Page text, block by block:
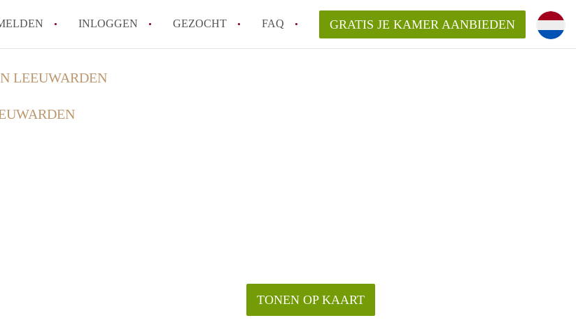
INLOGGEN GEZOCHT FAQ GRATIS JE KAMER AANBIEDEN
LEEUWARDEN
TONEN OP KAART